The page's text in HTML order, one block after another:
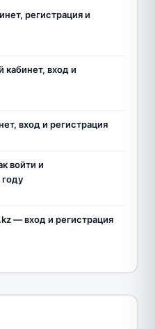
регистрация и
вход и
вход и регистрация
войти и
— вход и регистрация